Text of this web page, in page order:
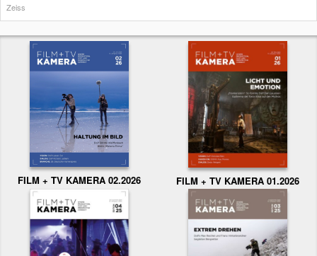
Zeiss
FILM + TV KAMERA 02.2026 FILM + TV KAMERA 01.2026